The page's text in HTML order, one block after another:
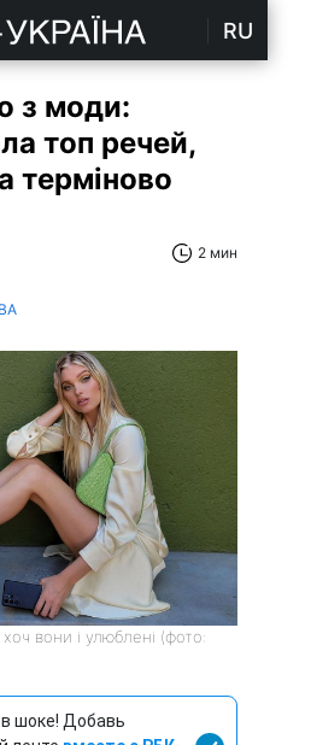
RU
з моди:
топ речей,
терміново
2 мин
вони і улюблені (фото:
в шоке! Добавь